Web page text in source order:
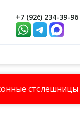
+7 (926) 234-39-96